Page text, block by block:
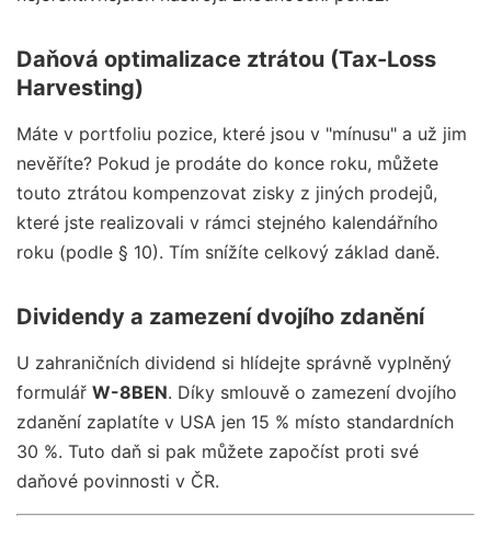
Daňová optimalizace ztrátou (Tax-Loss
Harvesting)
Máte v portfoliu pozice, které jsou v "mínusu" a už jim
nevěříte? Pokud je prodáte do konce roku, můžete
touto ztrátou kompenzovat zisky z jiných prodejů,
které jste realizovali v rámci stejného kalendářního
roku (podle § 10). Tím snížíte celkový základ daně.
Dividendy a zamezení dvojího zdanění
U zahraničních dividend si hlídejte správně vyplněný
formulář W-8BEN. Díky smlouvě o zamezení dvojího
zdanění zaplatíte v USA jen 15 % místo standardních
30 %. Tuto daň si pak můžete započíst proti své
daňové povinnosti v ČR.